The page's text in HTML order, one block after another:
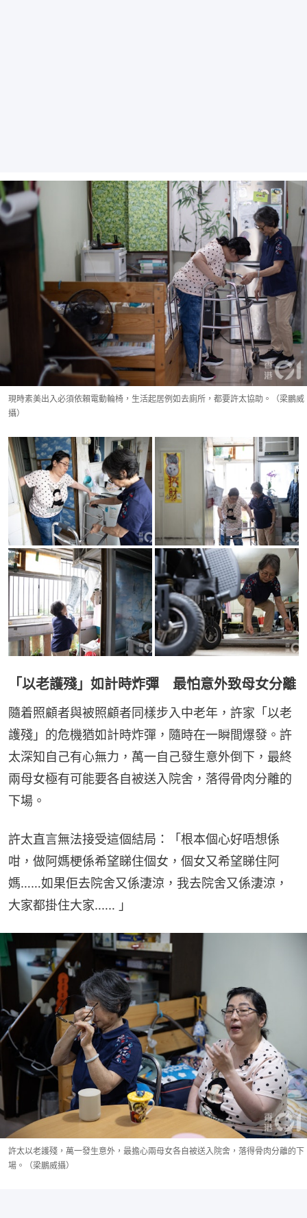
現時素美出入必須依賴電動輪椅，生活起居例如去廁所，都要許太協助。（梁鵬威
攝）
「以老護殘」如計時炸彈 最怕意外致母女分離
隨着照顧者與被照顧者同樣步入中老年，許家「以老
護殘」的危機猶如計時炸彈，隨時在一瞬間爆發。許
太深知自己有心無力，萬一自己發生意外倒下，最終
兩母女極有可能要各自被送入院舍，落得骨肉分離的
下場。
許太直言無法接受這個結局：「根本個心好唔想係
咁，做阿媽梗係希望睇住個女，個女又希望睇住阿
媽……如果佢去院舍又係淒涼，我去院舍又係淒涼，
大家都掛住大家‥‥‥ 」
許太以老護殘，萬一發生意外，最擔心兩母女各自被送入院舍，落得骨肉分離的下
場。（梁鵬威攝）